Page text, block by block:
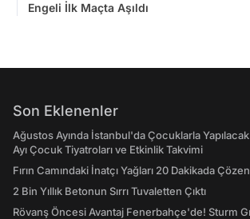
Engeli İlk Maçta Aşıldı
Son Eklenenler
Ağustos Ayında İstanbul'da Çocuklarla
Ayı Çocuk Tiyatroları ve Etkinlik Takvimi
Fırın Camındaki İnatçı Yağları 20 Dakikada
2 Bin Yıllık Betonun Sırrı Tuvaletten Çıktı
Rövanş Öncesi Avantaj Fenerbahçe'de! Sturm